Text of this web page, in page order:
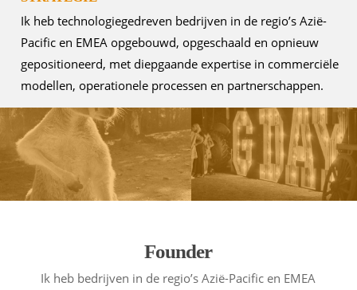
Ik heb technologiegedreven bedrijven in de regio’s Azië-
Pacific en EMEA opgebouwd, opgeschaald en opnieuw
gepositioneerd, met diepgaande expertise in commerciële
modellen, operationele processen en partnerschappen.
Founder
Ik heb bedrijven in de regio’s Azië-Pacific en EMEA